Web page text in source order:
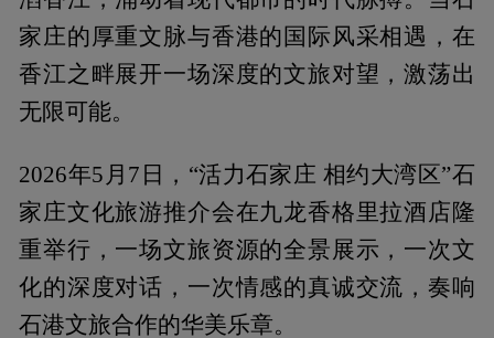
家庄的厚重文脉与香港的国际风采相遇，在
香江之畔展开一场深度的文旅对望，激荡出
无限可能。
2026年5月7日，“活力石家庄 相约大湾区”石
家庄文化旅游推介会在九龙香格里拉酒店隆
重举行，一场文旅资源的全景展示，一次文
化的深度对话，一次情感的真诚交流，奏响
石港文旅合作的华美乐章。